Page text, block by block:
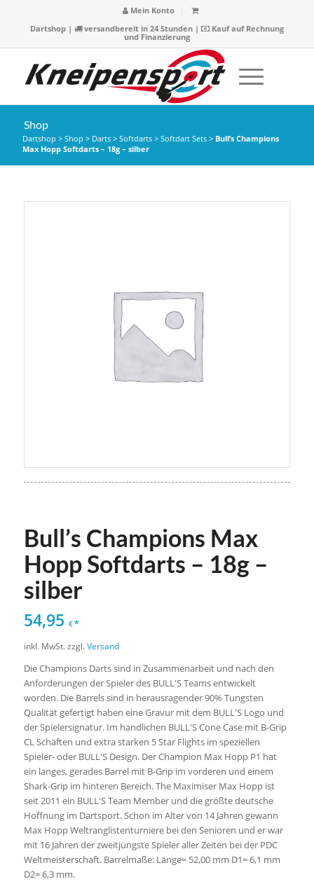
Mein Konto
Dartshop| versandbereit in 24 Stunden |
Kauf auf Rechnung
und Finanzierung
Shop
Dartshop > Shop > Darts> Softdarts> Softdart Sets> Bull’s Champions
Max Hopp Softdarts – 18g – silber
Bull’s Champions Max
Hopp Softdarts – 18g –
silber
54,95 €*
inkl. MwSt. zzgl. Versand
Die Champions Darts sind in Zusammenarbeit und nach den
Anforderungen der Spieler des BULL'S Teams entwickelt
worden. Die Barrels sind in herausragender 90% Tungsten
Qualität gefertigt haben eine Gravur mit dem BULL'S Logo und
der Spielersignatur. Im handlichen BULL'S Cone Case mit B-Grip
CL Schäften und extra starken 5 Star Flights im speziellen
Spieler- oder BULL'S Design. Der Champion Max Hopp P1 hat
ein langes, gerades Barrel mit B-Grip im vorderen und einem
Shark-Grip im hinteren Bereich. The Maximiser Max Hopp ist
seit 2011 ein BULL'S Team Member und die größte deutsche
Hoffnung im Dartsport. Schon im Alter von 14 Jahren gewann
Max Hopp Weltranglistenturniere bei den Senioren und er war
mit 16 Jahren der zweitjüngste Spieler aller Zeiten bei der PDC
Weltmeisterschaft. Barrelmaße: Länge= 52,00 mm D1= 6,1 mm
D2= 6,3 mm.